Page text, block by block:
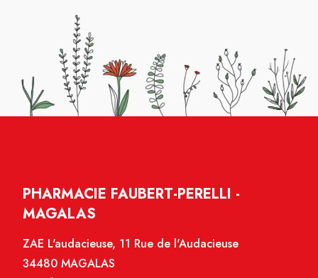
PHARMACIE FAUBERT-PERELLI -
MAGALAS
ZAE L'audacieuse, 11 Rue de l'Audacieuse
34480 MAGALAS